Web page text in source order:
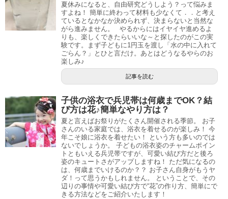
夏休みになると、自由研究どうしよう？って悩みま
すよね！ 簡単に終わって材料も少なくて．．と考え
ているとなかなか決められず、決まらないと当然な
がら進みません。 やるからにはイヤイヤ進めるよ
りも、楽しくできたらいいな～と探したのがこの実
験です。まず子どもに1円玉を渡し「水の中に入れて
ごらん？」とひと言だけ。あとはどうなるやらのお
楽しみ♪
記事を読む
子供の浴衣で兵児帯は何歳までOK？結
び方は花♪簡単なやり方は？
夏と言えばお祭りがたくさん開催される季節。 お子
さんのいる家庭では、浴衣を着せるのが楽しみ！ 今
年こそ娘に浴衣を着せたい！ という方も多いのでは
ないでしょうか。 子どもの浴衣姿のチャームポイン
トともいえる兵児帯ですが、可愛い結び方だと後ろ
姿のキュートさがアップしますね！ ただ気になるの
は、何歳までいけるのか？？ お子さん自身がもうヤ
ダ！って思うかもしれません。 ということで、その
辺りの事情や可愛い結び方で“花”の作り方、簡単にで
きる方法などをご紹介いたします！